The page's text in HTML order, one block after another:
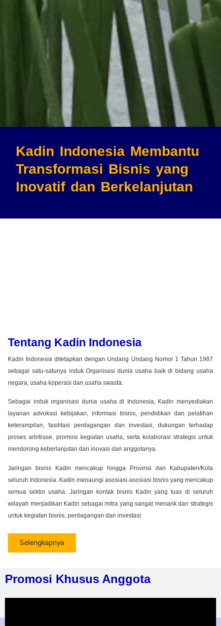
Kadin Indonesia Membantu
Transformasi Bisnis yang
Inovatif dan Berkelanjutan
Tentang Kadin Indonesia
Kadin Indonesia ditetapkan dengan Undang Undang Nomor 1 Tahun 1987
sebagai satu-satunya induk Organisasi dunia usaha baik di bidang usaha
negara, usaha koperasi dan usaha swasta.
Sebagai induk organisasi dunia usaha di Indonesia, Kadin menyediakan
layanan advokasi kebijakan, informasi bisnis, pendidikan dan pelatihan
keterampilan, fasilitasi perdagangan dan investasi, dukungan terhadap
proses arbitrase, promosi kegiatan usaha, serta kolaborasi strategis untuk
mendorong keberlanjutan dan inovasi dari anggotanya.
Jaringan bisnis Kadin mencakup hingga Provinsi dan Kabupaten/Kota
seluruh Indonesia. Kadin menaungi asosiasi-asosiasi bisnis yang mencakup
semua sektor usaha. Jaringan kontak bisnis Kadin yang luas di seluruh
wilayah menjadikan Kadin sebagai mitra yang sangat menarik dan strategis
untuk kegiatan bisnis, perdagangan dan investasi.
Selengkapnya
Promosi Khusus Anggota